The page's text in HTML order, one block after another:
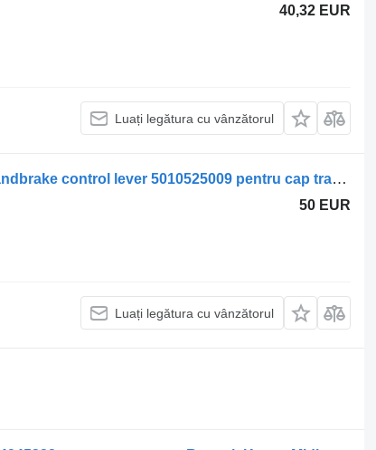
40,32 EUR
Luați legătura cu vânzătorul
Supapă pentru frâna de mână WABCO Handbrake control lever 5010525009 pentru cap tractor Renault Midlum
50 EUR
Luați legătura cu vânzătorul